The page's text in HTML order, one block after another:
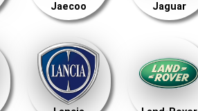
Jaecoo Jaguar